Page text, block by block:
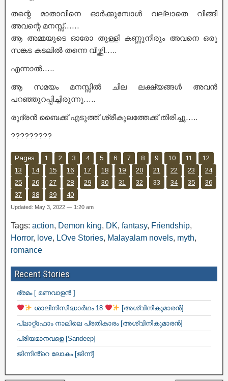
തന്റെ മാതാവിനെ ഓർക്കുമ്പോൾ വല്ലാതെ വിങ്ങി
അവന്റെ മനസ്സ്……
ആ അമ്മയുടെ ഓരോ തുള്ളി കണ്ണുനീരും അവനെ ഒരു
സങ്കട കടലിൽ തന്നെ വീഴ്ത്തി…..
എന്നാൽ…..
ആ സമയം മനസ്സിൽ ചില ലക്ഷ്യങ്ങൾ അവൻ
പറഞ്ഞുറപ്പിച്ചിരുന്നു…..
രുദ്രൻ ബൈക്ക് എടുത്ത് ശ്രീകുലത്തേക്ക് തിരിച്ചു…..
?????????
Pages 1 2 3 4 5 6 7 8 9 10 11
12
13
14 15 16 17 18 19 20 21 22 23
24
25
26 27 28 29 30 31 32 33 34 35
36
37
38 39 40
Updated: May 3, 2022 — 1:20 am
Tags: action, Demon king, DK, fantasy, Friendship,
Horror, love, LOve Stories, Malayalam novels, myth,
romance
Recent Stories
ഭ്രമം [ മണവാളൻ ]
ശാലിനിസിദ്ധാർഥം 18
[അശ്വിനികുമാരൻ]
പ്ലാറ്റ്ഫോം നാലിലെ പ്രതികാരം [അശ്വിനികുമാരൻ]
പ്രിയമാനവളെ [Sandeep]
ജിന്നിൻ്റെ ലോകം [ജിന്ന്]